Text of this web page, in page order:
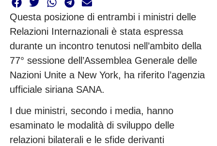
Questa posizione di entrambi i ministri delle
Relazioni Internazionali è stata espressa
durante un incontro tenutosi nell’ambito della
77° sessione dell’Assemblea Generale delle
Nazioni Unite a New York, ha riferito l’agenzia
ufficiale siriana SANA.
I due ministri, secondo i media, hanno
esaminato le modalità di sviluppo delle
relazioni bilaterali e le sfide derivanti